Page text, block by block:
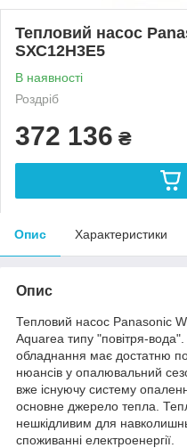
Тепловий насос
ЅХС12Н3Е5
В наявності
Роздріб
372 136 ₴
Опис Характеристики
Опис
Тепловий насос Panasonic
Aquarea типу "повітря-
обладнання має достатню
нюансів у опалювальний
вже існуючу систему
основне джерело тепла.
нешкідливим для
споживанні електроенергії.